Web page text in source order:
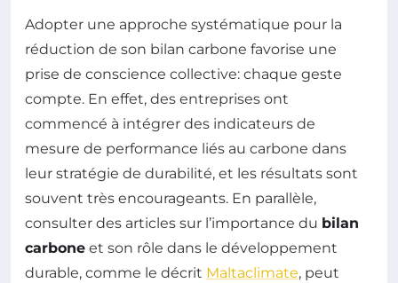
Adopter une approche systématique pour la
réduction de son bilan carbone favorise une
prise de conscience collective: chaque geste
compte. En effet, des entreprises ont
commencé à intégrer des indicateurs de
mesure de performance liés au carbone dans
leur stratégie de durabilité, et les résultats sont
souvent très encourageants. En parallèle,
consulter des articles sur l’importance du bilan
carbone et son rôle dans le développement
durable, comme le décrit Maltaclimate, peut